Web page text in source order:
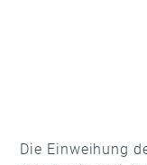
Die Einweihung